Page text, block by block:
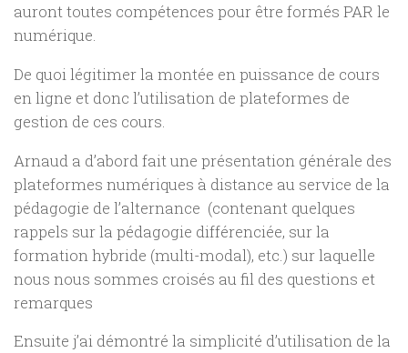
auront toutes compétences pour être formés PAR le
numérique.
De quoi légitimer la montée en puissance de cours
en ligne et donc l’utilisation de plateformes de
gestion de ces cours.
Arnaud a d’abord fait une présentation générale des
plateformes numériques à distance au service de la
pédagogie de l’alternance (contenant quelques
rappels sur la pédagogie différenciée, sur la
formation hybride (multi-modal), etc.) sur laquelle
nous nous sommes croisés au fil des questions et
remarques
Ensuite j’ai démontré la simplicité d’utilisation de la